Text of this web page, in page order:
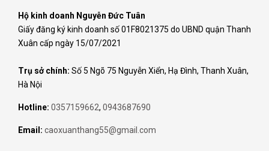
Hộ kinh doanh Nguyễn Đức Tuân
Giấy đăng ký kinh doanh số 01F8021375 do UBND quận Thanh
Xuân cấp ngày 15/07/2021
Trụ sở chính: Số 5 Ngõ 75 Nguyễn Xiển, Hạ Đình, Thanh Xuân,
Hà Nội
Hotline: 0357159662, 0943687690
Email: caoxuanthang55@gmail.com